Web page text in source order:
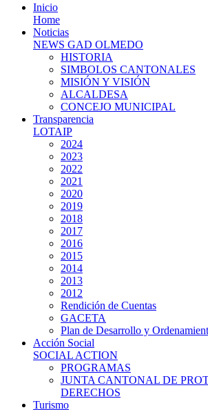
Inicio
Home
Noticias
NEWS GAD OLMEDO
HISTORIA
SIMBOLOS CANTONALES
MISIÓN Y VISIÓN
ALCALDESA
CONCEJO MUNICIPAL
Transparencia
LOTAIP
2024
2023
2022
2021
2020
2019
2018
2017
2016
2015
2014
2013
2012
Rendición de Cuentas
GACETA
Plan de Desarrollo y
Acción Social
SOCIAL ACTION
PROGRAMAS
JUNTA CANTONAL DE
DERECHOS
Turismo